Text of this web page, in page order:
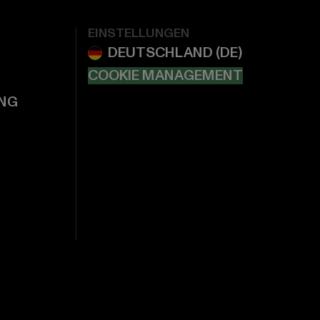
EINSTELLUNGEN
COOKIE MANAGEMENT